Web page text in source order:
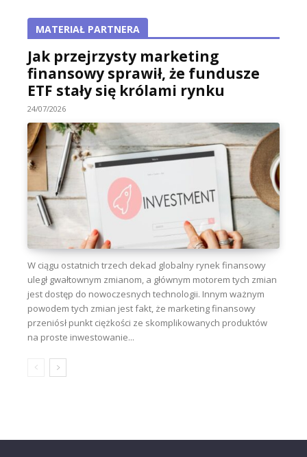
MATERIAŁ PARTNERA
Jak przejrzysty marketing
finansowy sprawił, że fundusze
ETF stały się królami rynku
24/07/2026
W ciągu ostatnich trzech dekad globalny rynek finansowy
uległ gwałtownym zmianom, a głównym motorem tych zmian
jest dostęp do nowoczesnych technologii. Innym ważnym
powodem tych zmian jest fakt, że marketing finansowy
przeniósł punkt ciężkości ze skomplikowanych produktów
na proste inwestowanie...